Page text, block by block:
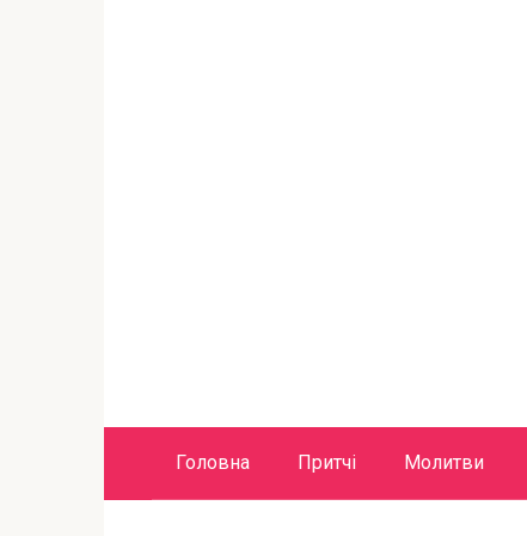
Головна Притчі Молитви